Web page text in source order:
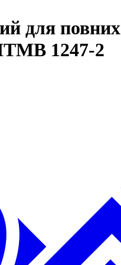
для повних
1247-2